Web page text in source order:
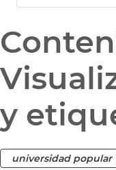
y
universidad popular